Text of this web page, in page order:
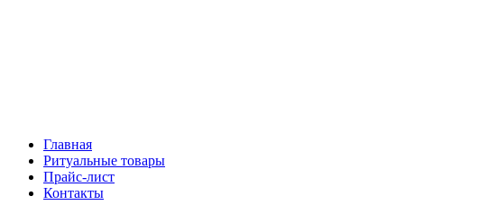
Главная
Ритуальные товары
Прайс-лист
Контакты